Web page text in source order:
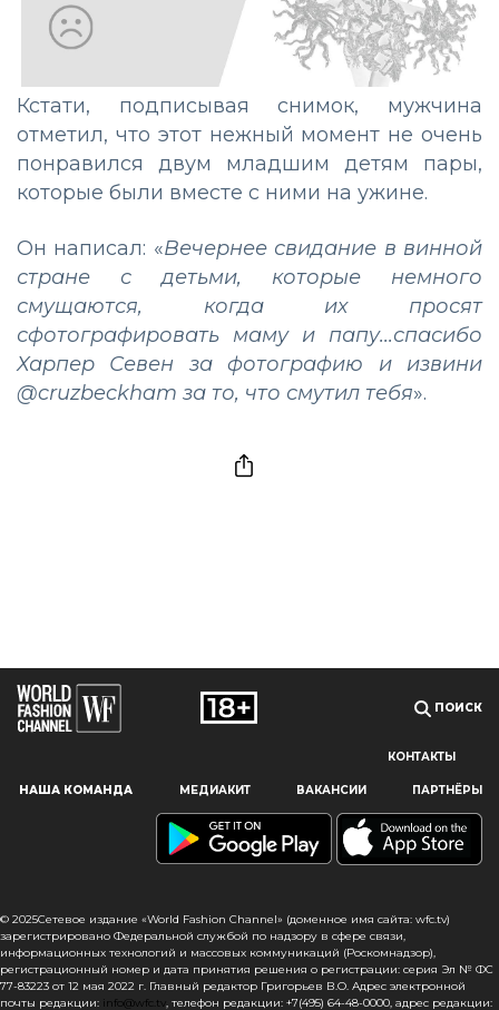
Наш сайт использует файлы cookie и похожие технологии,
пользователям, предоставляя персонализированную
информацию, запоминая предпочтения в области
сайта, вы подтверждаете свое согласие на использование
файлов cookie в соответствии с настоящим уведомлением
в отношении данного типа файлов. Если вы не согласны
с тем, чтобы мы использовали данный тип файлов,
то вы должны соответствующим образом установить
Кстати, подписывая снимок, мужчина
отметил, что этот нежный момент не очень
понравился двум младшим детям пары,
которые были вместе с ними на ужине.
Он написал: «Вечернее свидание в винной
стране с детьми, которые немного
смущаются, когда их просят
сфотографировать маму и папу...спасибо
Харпер Севен за фотографию и извини
@cruzbeckham за то, что смутил тебя».
ПОИСК
КОНТАКТЫ
НАША КОМАНДА МЕДИАКИТ ВАКАНСИИ ПАРТНЁРЫ
© 2025Сетевое издание «World Fashion Channel» (доменное имя сайта: wfc.tv)
зарегистрировано Федеральной службой по надзору в сфере связи,
информационных технологий и массовых коммуникаций (Роскомнадзор),
регистрационный номер и дата принятия решения о регистрации: серия Эл № ФС
77-83223 от 12 мая 2022 г. Главный редактор Григорьев В.О. Адрес электронной
почты редакции: info@wfc.tv , телефон редакции: +7(495) 64-48-0000, адрес редакции: